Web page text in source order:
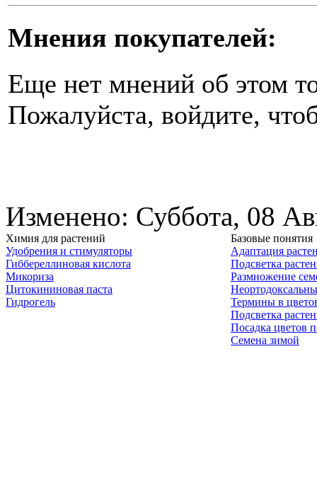
Мнения покупателей:
Еще нет мнений об этом
Пожалуйста, войдите,
Изменено: Суббота, 08
Химия для растений
Удобрения и стимуляторы
Гиббереллиновая кислота
Микориза
Цитокининовая паста
Гидрогель
Базовые понятия
Адаптация
Подсветка
Размножение
Термины в
Подсветка
Посадка цветов
Семена зимой